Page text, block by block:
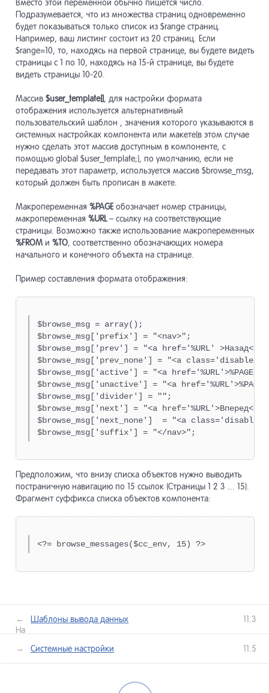
10
12
13 Модули
14
16 Списки
18 Система
19
Прочие
Сайты
Shortpage
Вместо этой переменной обычно пишется число.
Подразумевается, что из множества страниц одновременно
будет показываться только список из $range страниц.
Например, ваш листинг состоит из 20 страниц. Если
$range=10, то, находясь на первой странице, вы будете видеть
страницы с 1 по 10, находясь на 15-й странице, вы будете
видеть страницы 10-20.
Массив $user_template[], для настройки формата
отображения используется альтернативный
пользовательский шаблон , значения которого указываются в
системных настройках компонента или макете(в этом случае
нужно сделать этот массив доступным в компоненте, с
помощью global $user_template;), по умолчанию, если не
передавать этот параметр, используется массив $browse_msg,
который должен быть прописан в макете.
Макропеременная %PAGE обозначает номер страницы,
макропеременная %URL– ссылку на соответствующие
страницы. Возможно также использование макропеременных
%FROM и %TO, соответственно обозначающих номера
начального и конечного объекта на странице.
Пример составления формата отображения:
$browse_msg = array();
$browse_msg['prefix'] = "<nav>";
$browse_msg['prev'] = "<a href='%URL' >Назад</
$browse_msg['prev_none'] = "<a class='disabled'
$browse_msg['active'] = "<a href='%URL'>%PAGE</
$browse_msg['unactive'] = "<a
$browse_msg['divider'] = "";
$browse_msg['next'] = "<a href='%URL'>Вперед</
$browse_msg['next_none']  = "<a
Предположим, что внизу списка объектов нужно выводить
постраничную навигацию по 15 ссылок (Страницы 1 2 3 ... 15).
Фрагмент суффикса списка объектов компонента:
←
Назад
11.3
Шаблоны вывода данных
11.5
Системные настройки
→